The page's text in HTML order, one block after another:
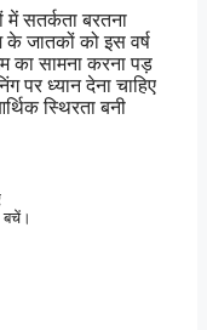
सतर्कता बरतना
के जातकों को इस वर्ष
का सामना करना पड़
पर ध्यान देना चाहिए
स्थिरता बनी